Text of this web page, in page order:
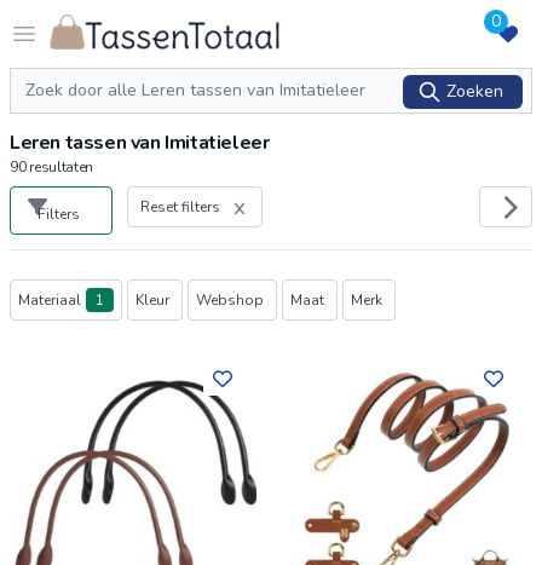
Open menu
Logo Tassentotaal.nl 0
Zoeken
Zoeken
Leren tassen van Imitatieleer
90resultaten
Filters Reset filters
Producten
Materiaal 1 Kleur Webshop Maat Merk